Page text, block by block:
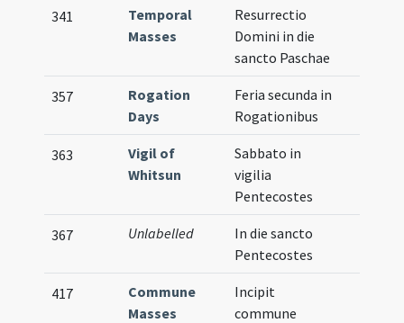
341
Temporal
Masses
Resurrectio
Domini in die
sancto Paschae
357
Rogation
Days
Feria secunda in
Rogationibus
363
Vigil of
Whitsun
Sabbato in
vigilia
Pentecostes
367 Unlabelled
In die sancto
Pentecostes
417
Commune
Masses
Incipit
commune